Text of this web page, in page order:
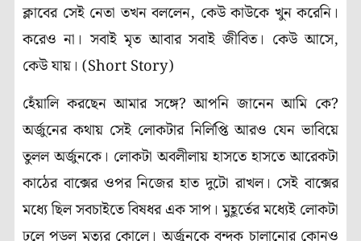
ক্লাবের সেই নেতা তখন বললেন, কেউ কাউকে খুন করেনি।
করেও না। সবাই মৃত আবার সবাই জীবিত। কেউ আসে,
কেউ যায়। (Short Story)
হেঁয়ালি করছেন আমার সঙ্গে? আপনি জানেন আমি কে?
অর্জুনের কথায় সেই লোকটার নির্লিপ্তি আরও যেন ভাবিয়ে
তুলল অর্জুনকে। লোকটা অবলীলায় হাসতে হাসতে আরেকটা
কাঠের বাক্সের ওপর নিজের হাত দুটো রাখল। সেই বাক্সের
মধ্যে ছিল সবচাইতে বিষধর এক সাপ। মুহূর্তের মধ্যেই লোকটা